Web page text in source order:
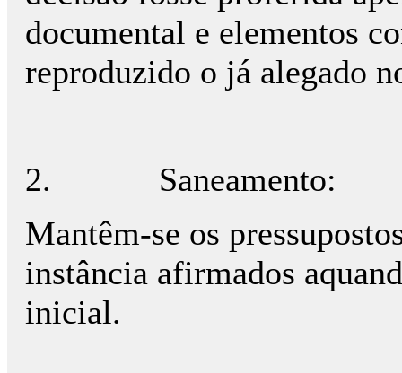
documental e elementos
reproduzido o já alegado
2.
Saneamento:
Mantêm-se os
instância afirmados
inicial.